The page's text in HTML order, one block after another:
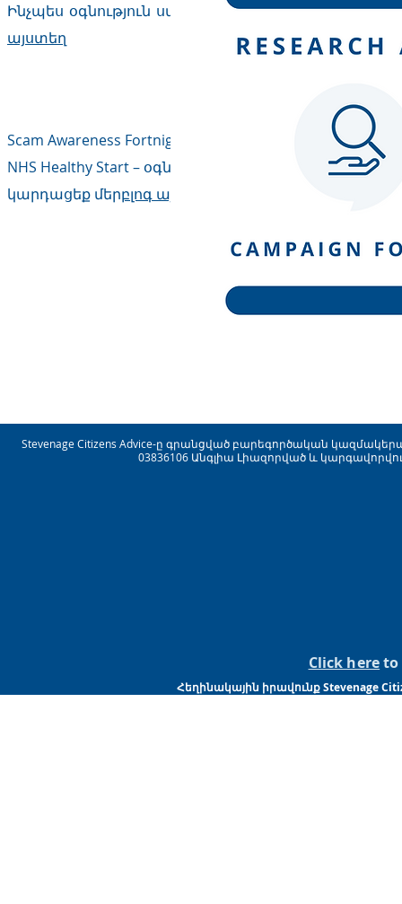
Ինչպես օգնություն ստանալ դպրոցի ծախսերի
այստեղ
Scam Awareness Fortnight | 2022 թվականի հունիսի
NHS Healthy Start – օգնություն ստացեք առողջ
կարդացեք մերբլոգ այստեղ
Stevenage Citizens Advice-ը գրանցված բարեգործական
03836106 Անգլիա Լիազորված և
Click hereto
Հեղինակային իրավունք Stevenage